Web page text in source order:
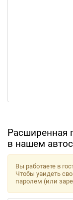
Расширенная
в нашем
Вы работаете в
Чтобы увидеть
паролем (или